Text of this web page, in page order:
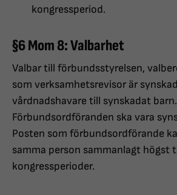
kongressperiod.
§6 Mom 8: Valbarhet
Valbar till förbundsstyrelsen,
som verksamhetsrevisor är
vårdnadshavare till synskadat barn.
Förbundsordföranden ska vara
Posten som förbundsordförande
samma person sammanlagt högst
kongressperioder.